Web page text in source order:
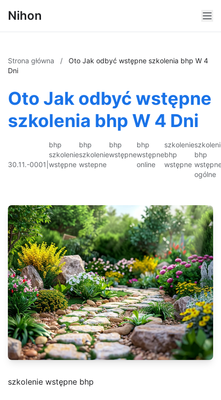
Nihon
Strona główna /
Oto Jak odbyć wstępne szkolenia bhp W 4
Dni
Oto Jak odbyć wstępne
szkolenia bhp W 4 Dni
30.11.-0001
bhp
szkolenie
wstępne
bhp
szkolenie
wstepne
bhp
wstępne
bhp
wstępne
online
szkolenie
bhp
wstępne
bhp
ogólne
szkolenie wstępne bhp